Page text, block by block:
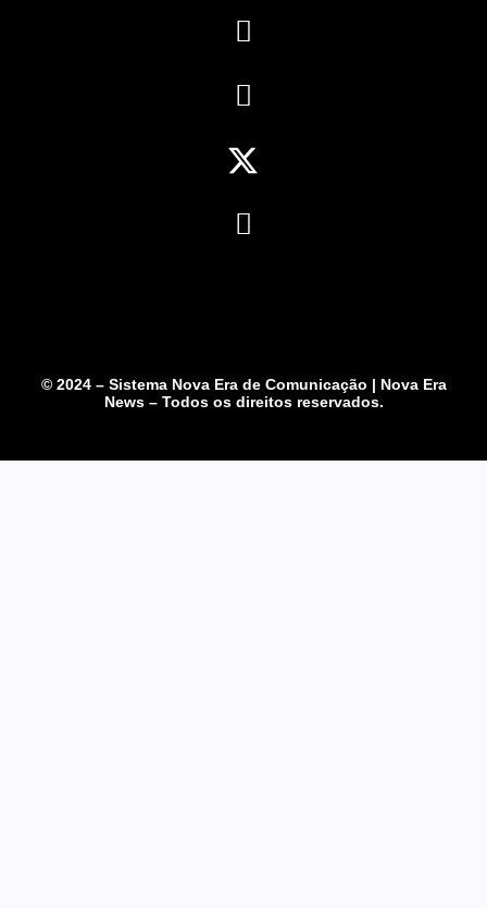
© 2024 – Sistema Nova Era de Comunicação | Nova Era
News – Todos os direitos reservados.